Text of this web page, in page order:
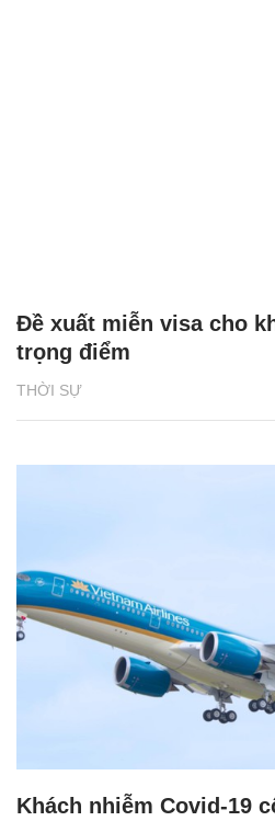
THỜI SỰ
Đề xuất miễn visa cho
trọng điểm
Khách nhiễm Covid-19